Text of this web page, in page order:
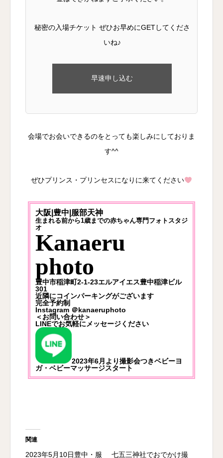
秘密の入場チケット ぜひお早めにGETしてくださ
いね♪
早速申し込む
会場でお会いできるのをとっても楽しみにしておりま
す^^
ぜひプリンス・プリンセスになりに来てください
大阪|豊中|服部天神
生まれる前から1歳までの赤ちゃん専門フォトスタジ
オ
Kanaeru
photo
豊中市稲津町2-1-23エルアイエス豊中稲津ビル
301
近隣にコインパーキングがございます
完全予約制
Instagram ＠kanaeruphoto
＜お問い合わせ＞
LINEでお気軽にメッセージください
2023年6月より撮影会つきベビーヨ
ガ・ベビーマッサージスタート
関連
2023年5月10日豊中・服 七五三神社でおでかけ撮